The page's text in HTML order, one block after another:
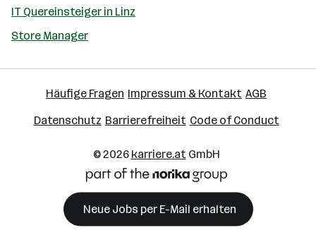
IT Quereinsteiger in Linz
Store Manager
Häufige Fragen Impressum & Kontakt AGB
Datenschutz Barrierefreiheit Code of Conduct
© 2026 karriere.at GmbH
Neue Jobs per E-Mail erhalten